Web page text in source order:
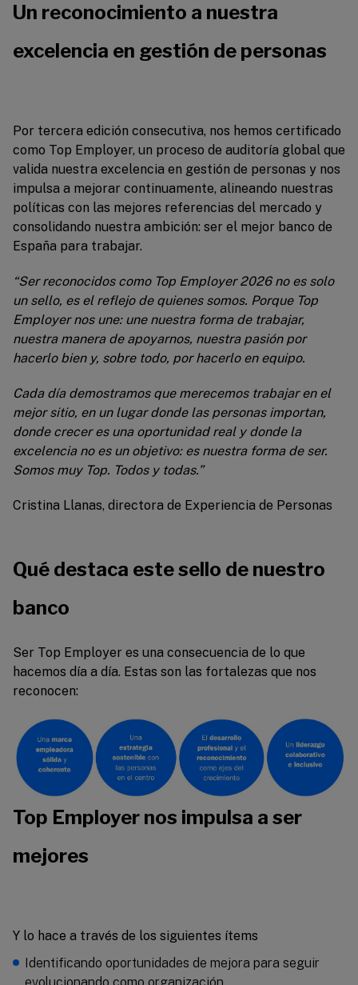
Un reconocimiento a nuestra
excelencia en gestión de personas
Por tercera edición consecutiva, nos hemos certificado
como Top Employer, un proceso de auditoría global que
valida nuestra excelencia en gestión de personas y nos
impulsa a mejorar continuamente, alineando nuestras
políticas con las mejores referencias del mercado y
consolidando nuestra ambición: ser el mejor banco de
España para trabajar.
“Ser reconocidos como Top Employer 2026 no es solo
un sello, es el reflejo de quienes somos. Porque Top
Employer nos une: une nuestra forma de trabajar,
nuestra manera de apoyarnos, nuestra pasión por
hacerlo bien y, sobre todo, por hacerlo en equipo.
Cada día demostramos que merecemos trabajar en el
mejor sitio, en un lugar donde las personas importan,
donde crecer es una oportunidad real y donde la
excelencia no es un objetivo: es nuestra forma de ser.
Somos muy Top. Todos y todas.”
Cristina Llanas, directora de Experiencia de Personas
Qué destaca este sello de nuestro
banco
Ser Top Employer es una consecuencia de lo que
hacemos día a día. Estas son las fortalezas que nos
reconocen:
Top Employer nos impulsa a ser
mejores
Y lo hace a través de los siguientes ítems
Identificando oportunidades de mejora para seguir